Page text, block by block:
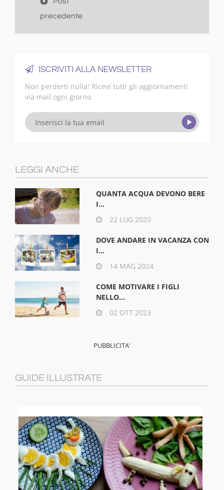
precedente
ISCRIVITI ALLA NEWSLETTER
Non perderti nulla! Ricevi tutti gli aggiornamenti
via mail ogni giorno
LEGGI ANCHE
QUANTA ACQUA DEVONO BERE
I...
22 LUG 2020
DOVE ANDARE IN VACANZA CON
I...
14 MAG 2024
COME MOTIVARE I FIGLI
NELLO...
02 OTT 2023
GUIDE ILLUSTRATE